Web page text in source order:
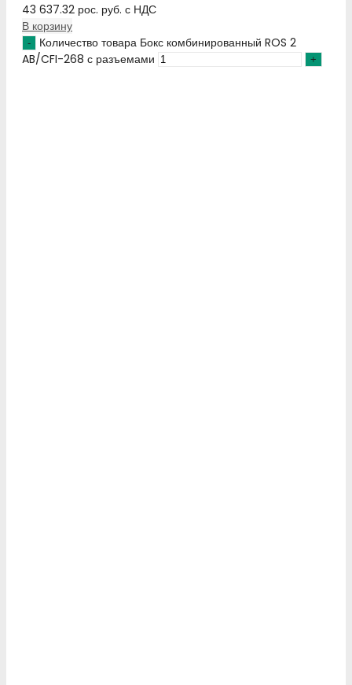
43 637.32 рос. руб. с НДС
В корзину
Количество товара Бокс комбинированный ROS 2
AB/CFI-268 с разъемами